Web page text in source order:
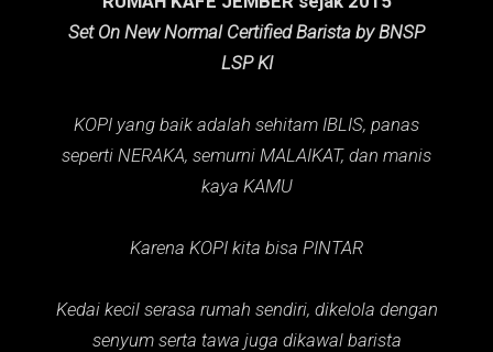
Set On New Normal Certified Barista by BNSP
LSP KI
KOPI yang baik adalah sehitam IBLIS, panas
seperti NERAKA, semurni MALAIKAT, dan manis
kaya KAMU
Karena KOPI kita bisa PINTAR
Kedai kecil serasa rumah sendiri, dikelola dengan
senyum serta tawa juga dikawal barista